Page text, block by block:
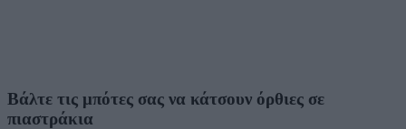
Βάλτε τις μπότες σας να κάτσουν όρθιες σε
πιαστράκια